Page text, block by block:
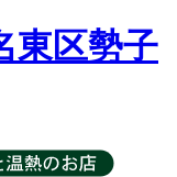
東区勢子